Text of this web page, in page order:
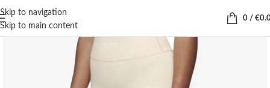
Skip to navigation
Skip to main content
0 / €